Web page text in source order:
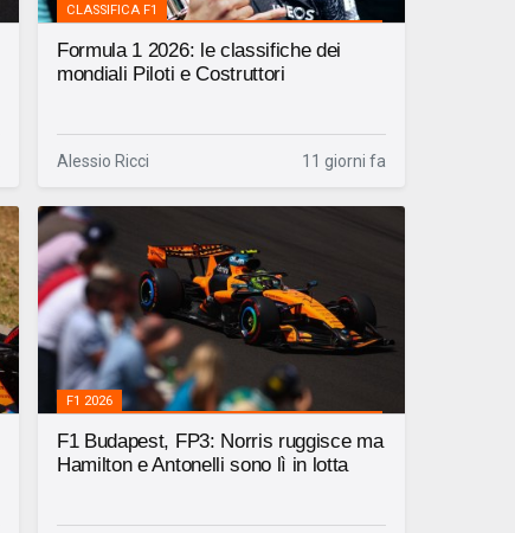
CLASSIFICA F1
Formula 1 2026: le classifiche dei
mondiali Piloti e Costruttori
Alessio Ricci 11 giorni fa
F1 2026
F1 Budapest, FP3: Norris ruggisce ma
Hamilton e Antonelli sono lì in lotta